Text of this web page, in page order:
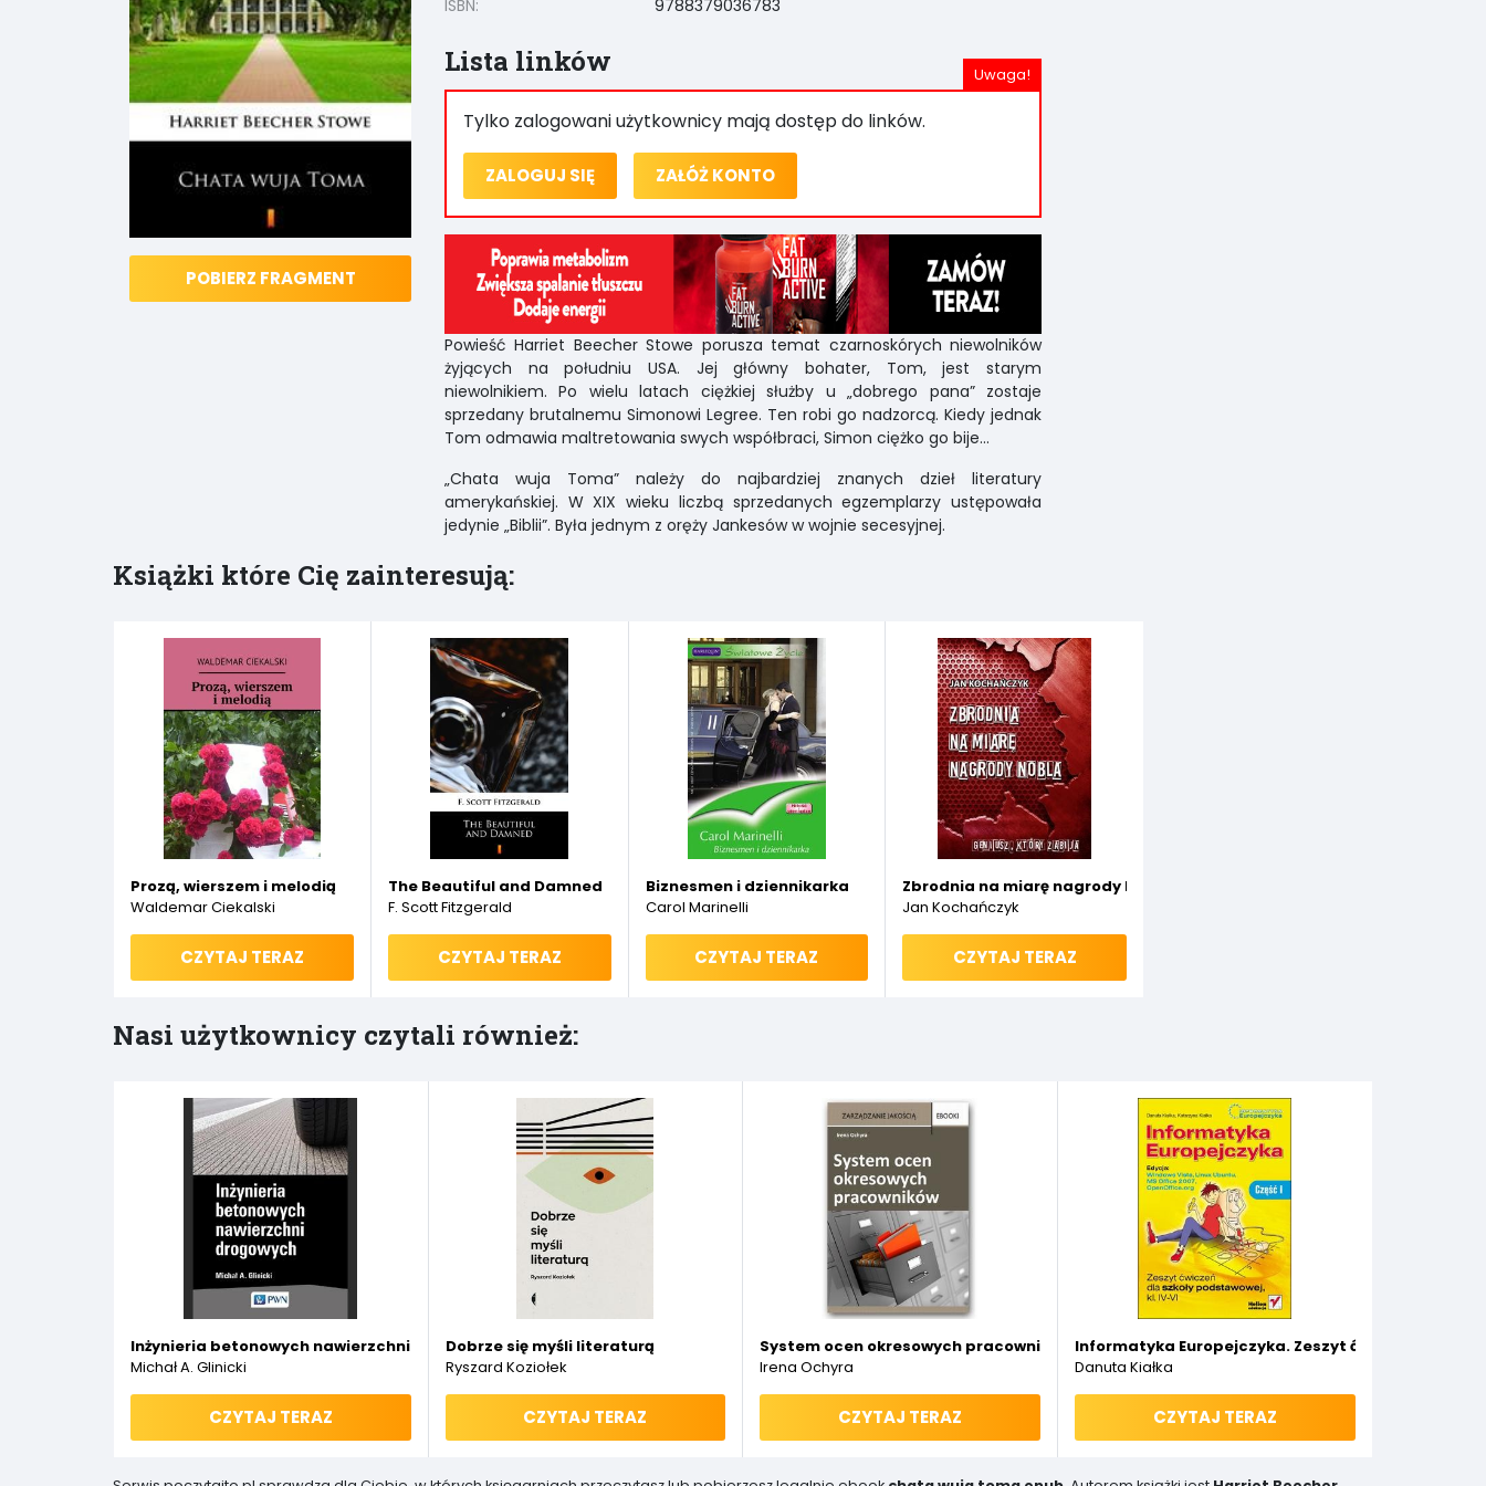
POBIERZ FRAGMENT
ISBN:
9788379036783
Lista linków
Tylko zalogowani użytkownicy mają dostęp do linków.
ZALOGUJ SIĘ ZAŁÓŻ KONTO
Powieść Harriet Beecher Stowe porusza temat czarnoskórych niewolników
żyjących na południu USA. Jej główny bohater, Tom, jest starym
niewolnikiem. Po wielu latach ciężkiej służby u „dobrego pana” zostaje
sprzedany brutalnemu Simonowi Legree. Ten robi go nadzorcą. Kiedy jednak
Tom odmawia maltretowania swych współbraci, Simon ciężko go bije...
„Chata wuja Toma” należy do najbardziej znanych dzieł literatury
amerykańskiej. W XIX wieku liczbą sprzedanych egzemplarzy ustępowała
jedynie „Biblii”. Była jednym z oręży Jankesów w wojnie secesyjnej.
Książki które Cię zainteresują:
Prozą, wierszem i melodią
Waldemar Ciekalski
CZYTAJ TERAZ
The Beautiful and Damned
F. Scott Fitzgerald
CZYTAJ TERAZ
Biznesmen i dziennikarka
Carol Marinelli
CZYTAJ TERAZ
Zbrodnia na miarę nagrody Nobla
Jan Kochańczyk
CZYTAJ TERAZ
Nasi użytkownicy czytali również:
Inżynieria betonowych nawierzchni drogowych
Michał A. Glinicki
CZYTAJ TERAZ
Dobrze się myśli literaturą
Ryszard Koziołek
CZYTAJ TERAZ
System ocen okresowych pracowników
Irena Ochyra
CZYTAJ TERAZ
Informatyka Europejczyka. Zeszyt ćwiczeń dla
Danuta Kiałka
CZYTAJ TERAZ